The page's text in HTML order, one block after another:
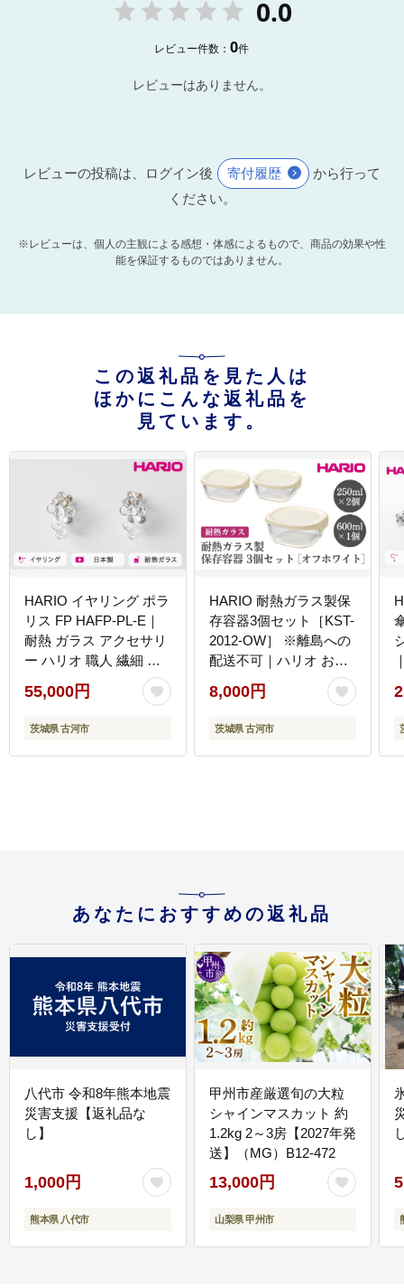
0.0
レビュー件数：0件
レビューはありません。
レビューの投稿は、ログイン後 寄付履歴
から行って
ください。
※レビューは、個人の主観による感想・体感によるもので、商品の効果や性
能を保証するものではありません。
この返礼品を見た人は
ほかにこんな返礼品を
見ています。
HARIO イヤリング ポラ
リス FP HAFP-PL-E｜
耐熱 ガラス アクセサリ
ー ハリオ 職人 繊細 フ
ォーマル カジュアル き
れいめ おしゃれ 20代
30代 40代 贈答 プレゼ
ご褒美 記念品 _FU11 ※
55,000円
茨城県 古河市
HARIO 耐熱ガラス製保
存容器3個セット［KST-
2012-OW］ ※離島への
配送不可｜ハリオ おし
ゃれ シンプル スタイリ
ッシュ かわいい 耐熱 ガ
ラス 食器 器 保存容器
本製 スタッキング グラ
8,000円
茨城県 古河市
あなたにおすすめの返礼品
八代市 令和8年熊本地震
災害支援【返礼品な
し】
1,000円
熊本県 八代市
甲州市産厳選旬の大粒
シャインマスカット 約
1.2kg 2～3房【2027年発
送】（MG）B12-472
13,000円
山梨県 甲州市